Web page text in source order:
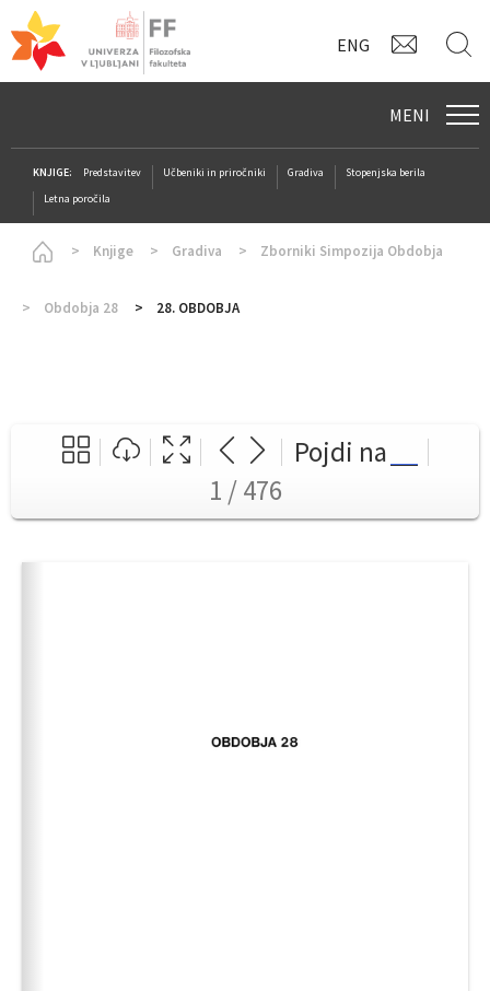
ENG
MENI
KNJIGE: Predstavitev Učbeniki in priročniki Gradiva
Stopenjska berila
Letna poročila
Homepage
Knjige Gradiva Zborniki Simpozija Obdobja
Obdobja 28 28. OBDOBJA
Pojdi na
1 / 476